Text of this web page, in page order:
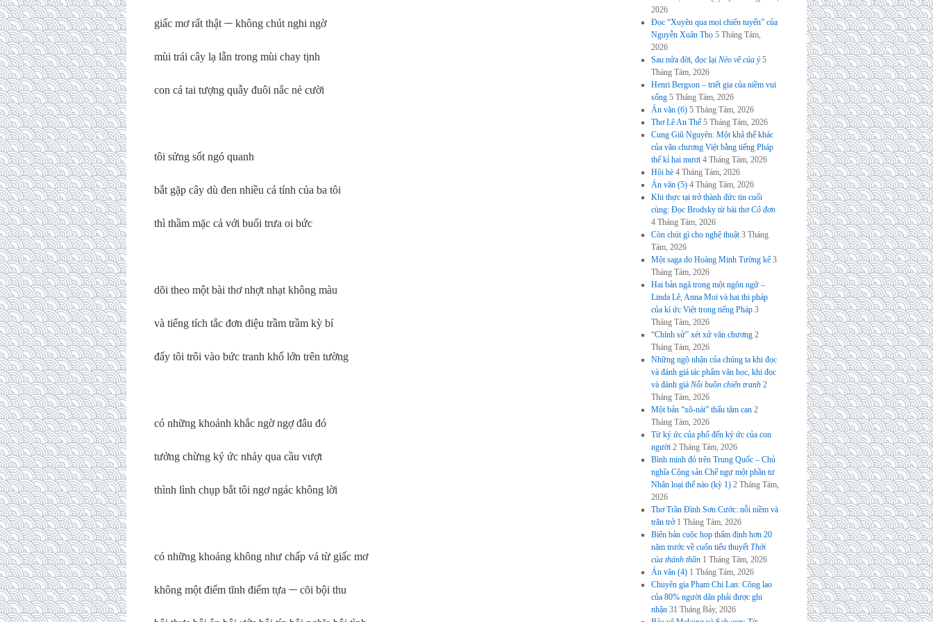
giấc mơ rất thật ̶ ̶ không chút nghi ngờ
mùi trái cây lạ lẫn trong mùi chay tịnh
con cá tai tượng quẫy đuôi nắc nẻ cười
tôi sửng sốt ngó quanh
bắt gặp cây dù đen nhiều cá tính của ba tôi
thì thầm mặc cả với buổi trưa oi bức
dõi theo một bài thơ nhợt nhạt không màu
và tiếng tích tắc đơn điệu trầm trầm kỳ bí
đẩy tôi trôi vào bức tranh khổ lớn trên tường
có những khoảnh khắc ngờ ngợ đâu đó
tưởng chừng ký ức nhảy qua cầu vượt
thình lình chụp bắt tôi ngơ ngác không lời
có những khoảng không như chấp vá từ giấc mơ
không một điểm tĩnh điểm tựa ̶ ̶ cõi bội thu
2026
Đọc “Xuyên qua mọi chiến tuyến” của
Nguyễn Xuân Thọ 5 Tháng Tám,
2026
Sau nửa đời, đọc lại Nẻo về của ý 5
Tháng Tám, 2026
Henri Bergson – triết gia của niềm vui
sống 5 Tháng Tám, 2026
Án văn (6) 5 Tháng Tám, 2026
Thơ Lê An Thế 5 Tháng Tám, 2026
Cung Giũ Nguyên: Một khả thể khác
của văn chương Việt bằng tiếng Pháp
thế kỉ hai mươi 4 Tháng Tám, 2026
Hội hè 4 Tháng Tám, 2026
Án văn (5) 4 Tháng Tám, 2026
Khi thực tại trở thành đức tin cuối
cùng: Đọc Brodsky từ bài thơCô đơn
4 Tháng Tám, 2026
Còn chút gì cho nghệ thuật 3 Tháng
Tám, 2026
Một saga do Hoàng Minh Tường kể 3
Tháng Tám, 2026
Hai bản ngã trong một ngôn ngữ –
Linda Lê, Anna Moï và hai thi pháp
của kí ức Việt trong tiếng Pháp 3
Tháng Tám, 2026
“Chính sử” xét xử văn chương 2
Tháng Tám, 2026
Những ngộ nhận của chúng ta khi đọc
và đánh giá tác phẩm văn học, khi đọc
và đánh giá Nỗi buồn chiến tranh 2
Tháng Tám, 2026
Một bản “xô-nát” thấu tâm can 2
Tháng Tám, 2026
Từ ký ức của phố đến ký ức của con
người 2 Tháng Tám, 2026
Bình minh đỏ trên Trung Quốc – Chủ
nghĩa Cộng sản Chế ngự một phần tư
Nhân loại thế nào (kỳ 1) 2 Tháng Tám,
2026
Thơ Trần Đình Sơn Cước: nỗi niềm và
trăn trở 1 Tháng Tám, 2026
Biên bản cuộc họp thẩm định hơn 20
năm trước về cuốn tiểu thuyếtThời
của thánh thần 1 Tháng Tám, 2026
Án văn (4) 1 Tháng Tám, 2026
Chuyên gia Phạm Chi Lan: Công lao
của 80% người dân phải được ghi
nhận 31 Tháng Bảy, 2026